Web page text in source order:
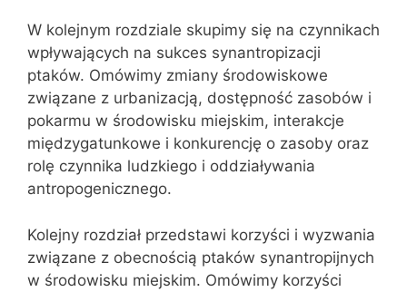
W kolejnym rozdziale skupimy się na czynnikach
wpływających na sukces synantropizacji
ptaków. Omówimy zmiany środowiskowe
związane z urbanizacją, dostępność zasobów i
pokarmu w środowisku miejskim, interakcje
międzygatunkowe i konkurencję o zasoby oraz
rolę czynnika ludzkiego i oddziaływania
antropogenicznego.
Kolejny rozdział przedstawi korzyści i wyzwania
związane z obecnością ptaków synantropijnych
w środowisku miejskim. Omówimy korzyści